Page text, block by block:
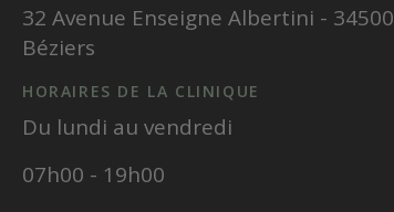
32 Avenue Enseigne Albertini - 34500
Béziers
HORAIRES DE LA CLINIQUE
Du lundi au vendredi
07h00 - 19h00